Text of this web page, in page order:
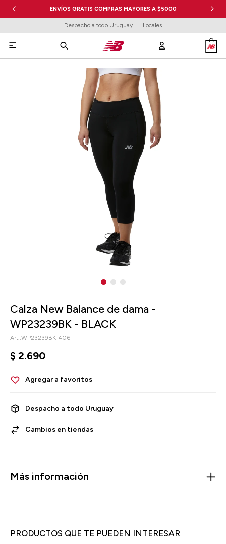
ENVÍOS GRATIS COMPRAS MAYORES A $5000
Despacho a todo Uruguay Locales

Calza New Balance de dama -
WP23239BK - BLACK
WP23239BK-406
$ 2.690
Despacho a todo Uruguay
Cambios en tiendas
Más información
PRODUCTOS QUE TE PUEDEN INTERESAR